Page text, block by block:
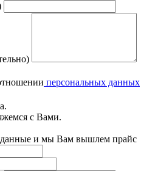
персональных данных
с Вами.
данные и мы Вам вышлем прайс